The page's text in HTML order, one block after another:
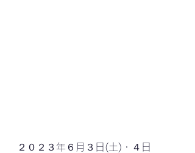
２０２３年６月３日(土)・４日